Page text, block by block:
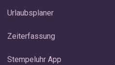
Urlaubsplaner
Zeiterfassung
Stempeluhr App